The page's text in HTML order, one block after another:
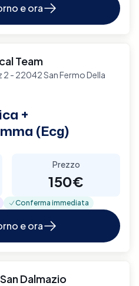
e ora
Team
2 - 22042 San Fermo Della
+
(Ecg)
Prezzo
150€
Conferma immediata
e ora
Dalmazio